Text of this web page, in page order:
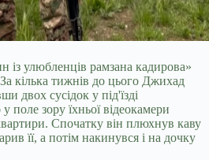
із улюбленців рамзана кадирова»
кілька тижнів до цього Джихад
двох сусідок у під'їзді
поле зору їхньої відеокамери
Спочатку він плюхнув каву
її, а потім накинувся і на дочку